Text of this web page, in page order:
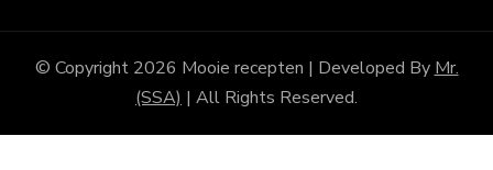
© Copyright 2026 Mooie recepten | Developed By Mr.
(SSA) | All Rights Reserved.